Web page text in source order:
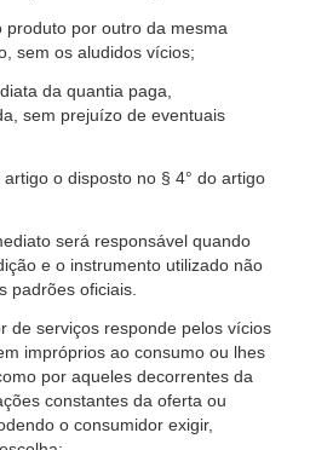
produto por outro da mesma
sem os aludidos vícios;
da quantia paga,
sem prejuízo de eventuais
o disposto no § 4° do artigo
será responsável quando
e o instrumento utilizado não
padrões oficiais.
de serviços responde pelos vícios
impróprios ao consumo ou lhes
por aqueles decorrentes da
constantes da oferta ou
o consumidor exigir,